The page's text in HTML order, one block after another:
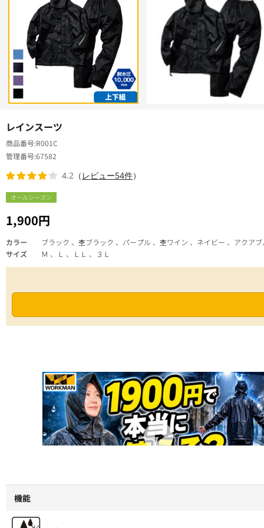
レインスーツ
オールシーズン
1,900円
商品番号 R001C
管理番号67582
4.2 （ レビュー54件）
カラー
ブラック 、杢ブラック 、パープル 、杢ワイン 、ネイビー 、アクア
サイズ
Ｍ 、Ｌ 、ＬＬ 、３Ｌ
【ワークマン】上下セット1900円のレインスーツは本当に使える？
中で正直レビュー
機能